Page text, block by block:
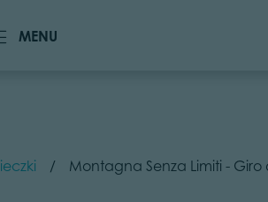
MENU
MENU
Montagna Senza Limiti -